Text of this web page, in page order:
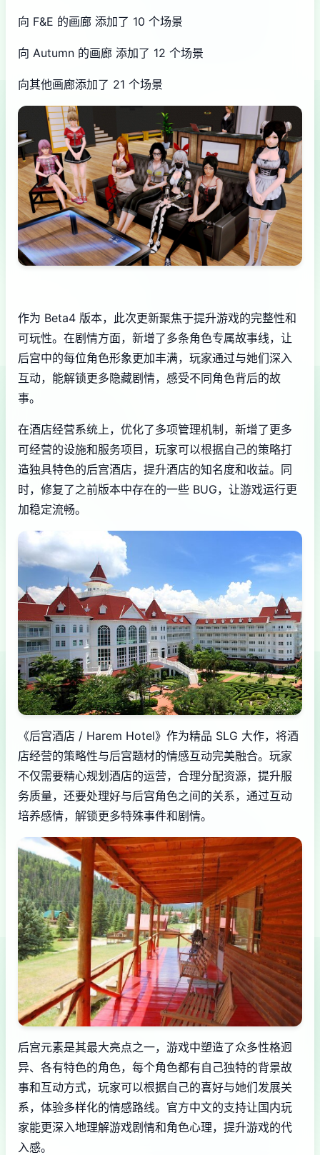
向 F&E 的画廊 添加了 10 个场景
向 Autumn 的画廊 添加了 12 个场景
向其他画廊添加了 21 个场景
作为 Beta4 版本，此次更新聚焦于提升游戏的完整性和
可玩性。在剧情方面，新增了多条角色专属故事线，让
后宫中的每位角色形象更加丰满，玩家通过与她们深入
互动，能解锁更多隐藏剧情，感受不同角色背后的故
事。
在酒店经营系统上，优化了多项管理机制，新增了更多
可经营的设施和服务项目，玩家可以根据自己的策略打
造独具特色的后宫酒店，提升酒店的知名度和收益。同
时，修复了之前版本中存在的一些 BUG，让游戏运行更
加稳定流畅。
《后宫酒店 / Harem Hotel》作为精品 SLG 大作，将酒
店经营的策略性与后宫题材的情感互动完美融合。玩家
不仅需要精心规划酒店的运营，合理分配资源，提升服
务质量，还要处理好与后宫角色之间的关系，通过互动
培养感情，解锁更多特殊事件和剧情。
后宫元素是其最大亮点之一，游戏中塑造了众多性格迥
异、各有特色的角色，每个角色都有自己独特的背景故
事和互动方式，玩家可以根据自己的喜好与她们发展关
系，体验多样化的情感路线。官方中文的支持让国内玩
家能更深入地理解游戏剧情和角色心理，提升游戏的代
入感。